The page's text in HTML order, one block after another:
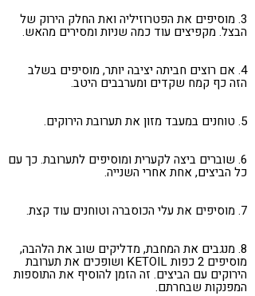
3. מוסיפים את הפטרוזיליה ואת החלק הירוק של
הבצל. מקפיצים עוד כמה שניות ומסירים מהאש.
4. אם רוצים חביתה יציבה יותר, מוסיפים בשלב
הזה כף קמח שקדים ומערבבים היטב.
5. טוחנים במעבד מזון את תערובת הירוקים.
6. שוברים ביצה לקערית ומוסיפים לתערובת. כך עם
כל הביצים, אחת אחרי השנייה.
7. מוסיפים את עלי הכוסברה וטוחנים עוד קצת.
8. מנגבים את המחבת, מדליקים שוב את הלהבה,
מוסיפים 2 כפות KETOIL ושופכים את תערובת
הירוקים עם הביצים. זה הזמן להוסיף את התוספות
המפנקות שבחרתם.